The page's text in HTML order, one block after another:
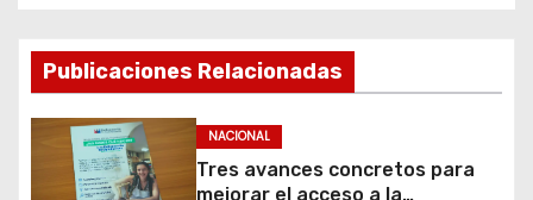
g
a
Publicaciones Relacionadas
NACIONAL
Tres avances concretos para
mejorar el acceso a la